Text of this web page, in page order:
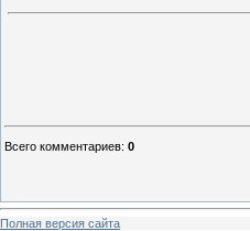
Всего комментариев: 0
Полная версия сайта